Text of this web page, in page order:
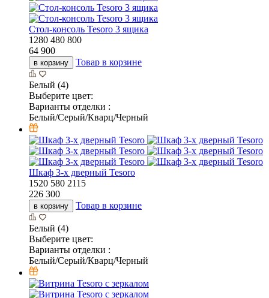
Стол-консоль Tesoro 3 ящика
1280 480 800
64 900
в корзину Товар в корзине
Белый (4)
Выберите цвет:
Варианты отделки :
Белый/Серый/Кварц/Черный
Шкаф 3-х дверный Tesoro
1520 580 2115
226 300
в корзину Товар в корзине
Белый (4)
Выберите цвет:
Варианты отделки :
Белый/Серый/Кварц/Черный